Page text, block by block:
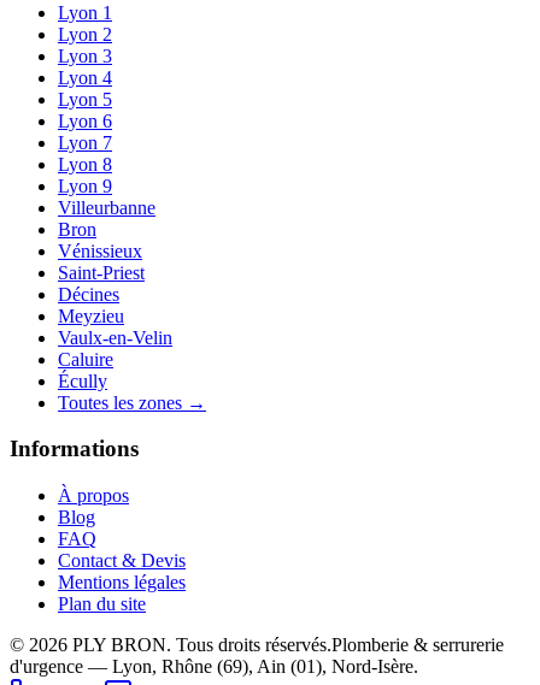
Lyon 1
Lyon 2
Lyon 3
Lyon 4
Lyon 5
Lyon 6
Lyon 7
Lyon 8
Lyon 9
Villeurbanne
Bron
Vénissieux
Saint-Priest
Décines
Meyzieu
Vaulx-en-Velin
Caluire
Écully
Toutes les zones →
Informations
À propos
Blog
FAQ
Contact & Devis
Mentions légales
Plan du site
© 2026 PLY BRON. Tous droits réservés.Plomberie & serrurerie
d'urgence — Lyon, Rhône (69), Ain (01), Nord-Isère.